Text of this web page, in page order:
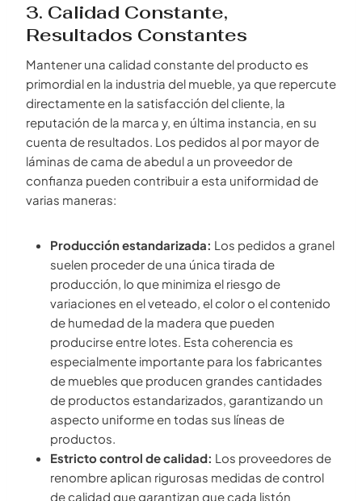
3. Calidad Constante,
Resultados Constantes
Mantener una calidad constante del producto es
primordial en la industria del mueble, ya que repercute
directamente en la satisfacción del cliente, la
reputación de la marca y, en última instancia, en su
cuenta de resultados. Los pedidos al por mayor de
láminas de cama de abedul a un proveedor de
confianza pueden contribuir a esta uniformidad de
varias maneras:
Producción estandarizada: Los pedidos a granel
suelen proceder de una única tirada de
producción, lo que minimiza el riesgo de
variaciones en el veteado, el color o el contenido
de humedad de la madera que pueden
producirse entre lotes. Esta coherencia es
especialmente importante para los fabricantes
de muebles que producen grandes cantidades
de productos estandarizados, garantizando un
aspecto uniforme en todas sus líneas de
productos.
Estricto control de calidad: Los proveedores de
renombre aplican rigurosas medidas de control
de calidad que garantizan que cada listón